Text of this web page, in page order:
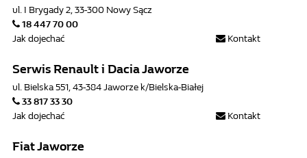
ul. I Brygady 2, 33-300 Nowy Sącz
18 447 70 00
Kontakt
Jak dojechać
Serwis Renault i Dacia Jaworze
ul. Bielska 551, 43-384 Jaworze k/Bielska-Białej
33 817 33 30
Kontakt
Jak dojechać
Fiat Jaworze